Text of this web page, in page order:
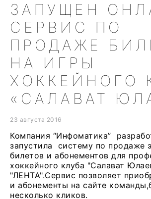
ЗАПУЩЕН
СЕРВИС ПО
ПРОДАЖЕ
НА ИГРЫ
ХОККЕЙНОГО
«САЛАВАТ
23 августа 2016
Компания “Инфоматика”
запустила систему по продаже
билетов и абонементов для
хоккейного клуба "Салават
"ЛЕНТА".Сервис позволяет
и абонементы на сайте
несколько кликов.